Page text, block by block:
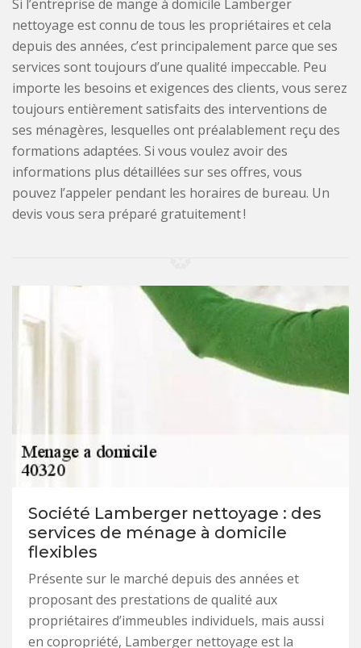
Si l’entreprise de mange à domicile Lamberger
nettoyage est connu de tous les propriétaires et cela
depuis des années, c’est principalement parce que ses
services sont toujours d’une qualité impeccable. Peu
importe les besoins et exigences des clients, vous serez
toujours entièrement satisfaits des interventions de
ses ménagères, lesquelles ont préalablement reçu des
formations adaptées. Si vous voulez avoir des
informations plus détaillées sur ses offres, vous
pouvez l’appeler pendant les horaires de bureau. Un
devis vous sera préparé gratuitement !
Société Lamberger nettoyage : des
services de ménage à domicile
flexibles
Présente sur le marché depuis des années et
proposant des prestations de qualité aux
propriétaires d’immeubles individuels, mais aussi
en copropriété, Lamberger nettoyage est la